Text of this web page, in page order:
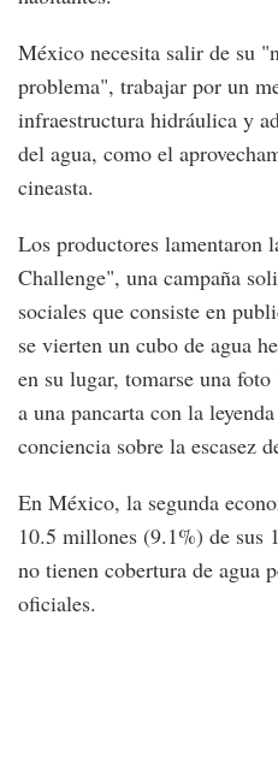
México necesita salir de su
problema", trabajar por un
infraestructura hidráulica y
del agua, como el
cineasta.
Los productores lamentaron
Challenge", una campaña
sociales que consiste en
se vierten un cubo de agua
en su lugar, tomarse una
a una pancarta con la
conciencia sobre la escasez
En México, la segunda
10.5 millones (9.1%) de sus
no tienen cobertura de agua
oficiales.